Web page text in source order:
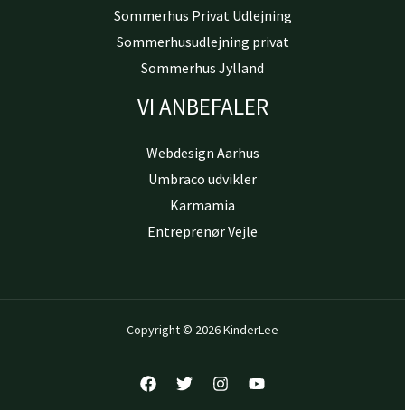
Sommerhus Privat Udlejning
Sommerhusudlejning privat
Sommerhus Jylland
VI ANBEFALER
Webdesign Aarhus
Umbraco udvikler
Karmamia
Entreprenør Vejle
Copyright © 2026 KinderLee